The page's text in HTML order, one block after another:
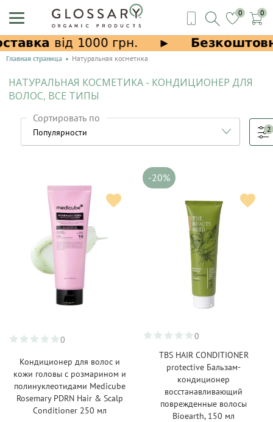
0 0
Главная страница Натуральная косметика
НАТУРАЛЬНАЯ КОСМЕТИКА - КОНДИЦИОНЕР ДЛЯ
ВОЛОС, ВСЕ ТИПЫ
Сортировать по
2
0
Кондиционер для волос и
кожи головы с розмарином и
полинуклеотидами Medicube
Rosemary PDRN Hair & Scalp
Conditioner 250 мл
-20%
0
TBS HAIR CONDITIONER
protective Бальзам-
кондиционер
восстанавливающий
поврежденные волосы
Bioearth, 150 мл